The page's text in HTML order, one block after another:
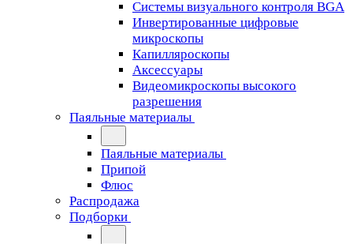
Cистемы визуального контроля BGA
Инвертированные цифровые
микроскопы
Капилляроскопы
Аксессуары
Видеомикроскопы высокого
разрешения
Паяльные материалы
Паяльные материалы
Припой
Флюс
Распродажа
Подборки